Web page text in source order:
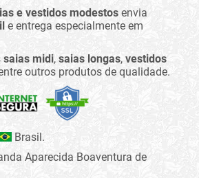
e vestidos modestos envia
e entrega especialmente em
saias midi, saias longas, vestidos
outros produtos de qualidade.
Brasil.
Aparecida Boaventura de